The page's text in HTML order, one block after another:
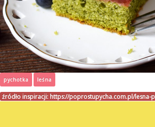
pychotka leśna
źródło inspiracji: https://poprostupycha.com.pl/lesna-